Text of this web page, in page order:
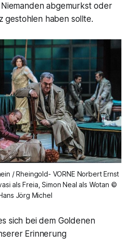
abgemurkst oder
gestohlen haben sollte.
/ Rheingold- VORNE Norbert Ernst
als Freia, Simon Neal als Wotan ©
Jörg Michel
sich bei dem Goldenen
Erinnerung